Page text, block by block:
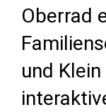
Oberrad
und